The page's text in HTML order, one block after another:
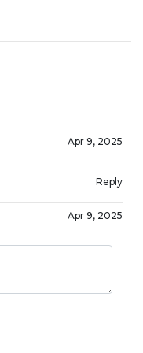
Apr 9, 2025
Reply
Apr 9, 2025
Reply